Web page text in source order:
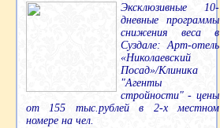
Эксклюзивные 10-
дневные программы
снижения веса в
Суздале: Арт-отель
«Николаевский
Посад»/Клиника
"Агенты
стройности" - цены
от 155 тыс.рублей в 2-х местном
номере на чел.